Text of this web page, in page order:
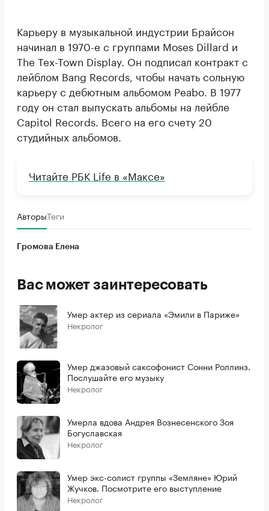
Карьеру в музыкальной индустрии Брайсон
начинал в 1970-е с группами Moses Dillard и
The Tex-Town Display. Он подписал контракт с
лейблом Bang Records, чтобы начать сольную
карьеру с дебютным альбомом Peabo. В 1977
году он стал выпускать альбомы на лейбле
Capitol Records. Всего на его счету 20
студийных альбомов.
Читайте РБК Life в «Максе»
АвторыТеги
Громова Елена
Вас может заинтересовать
Умер актер из сериала «Эмили в Париже»
Некролог
Умер джазовый саксофонист Сонни Роллинз.
Послушайте его музыку
Некролог
Умерла вдова Андрея Вознесенского Зоя
Богуславская
Некролог
Умер экс-солист группы «Земляне» Юрий
Жучков. Посмотрите его выступление
Некролог